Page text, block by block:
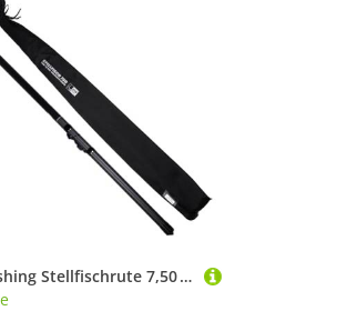
Zite Fishing Stellfischrute 7,50 m | Teleskoprute mit Edelstahl-Rollensitz | 50–160 g Wurfgewicht | Kohlefaser-Rute für Zander & Hecht | 8-teilig | Transportlänge 137 cm mit Stoff-Futteral